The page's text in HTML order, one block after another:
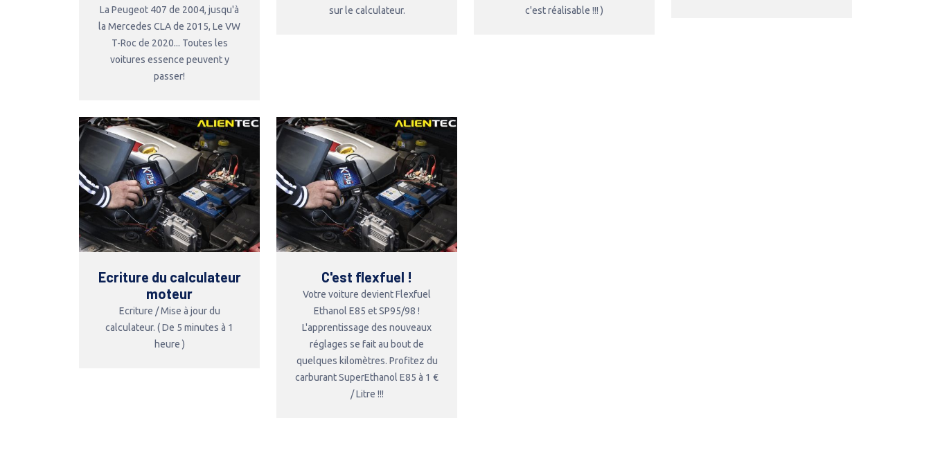
La Peugeot 407 de 2004, jusqu'à
la Mercedes CLA de 2015, Le VW
T-Roc de 2020... Toutes les
voitures essence peuvent y
passer!
sur le calculateur.
c'est réalisable !!! )
Ecriture du calculateur
moteur
Ecriture / Mise à jour du
calculateur. ( De 5 minutes à 1
heure )
C'est flexfuel !
Votre voiture devient Flexfuel
Ethanol E85 et SP95/98 !
L'apprentissage des nouveaux
réglages se fait au bout de
quelques kilomètres. Profitez du
carburant SuperEthanol E85 à 1 €
/ Litre !!!